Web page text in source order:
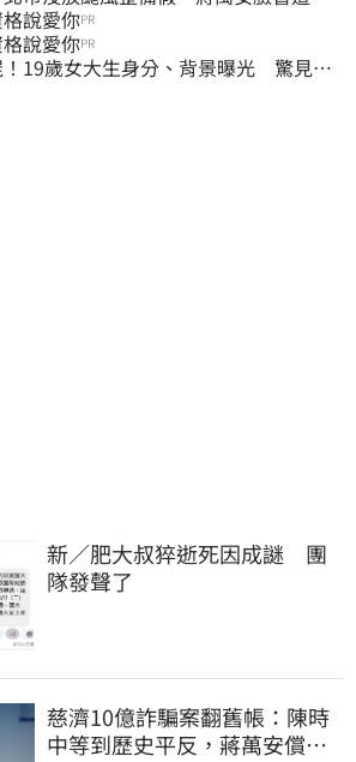
？
說愛你PR
說愛你PR
！19歲女大生身分、背景曝光 驚見
新／肥大叔猝逝死因成謎　團
隊發聲了
慈濟10億詐騙案翻舊帳：陳時
中等到歷史平反，蔣萬安償還